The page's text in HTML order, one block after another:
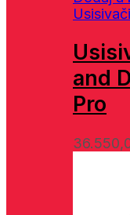
Usisivači
and
Pro